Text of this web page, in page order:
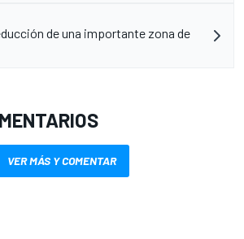
de una importante zona de
VER MÁS Y COMENTAR